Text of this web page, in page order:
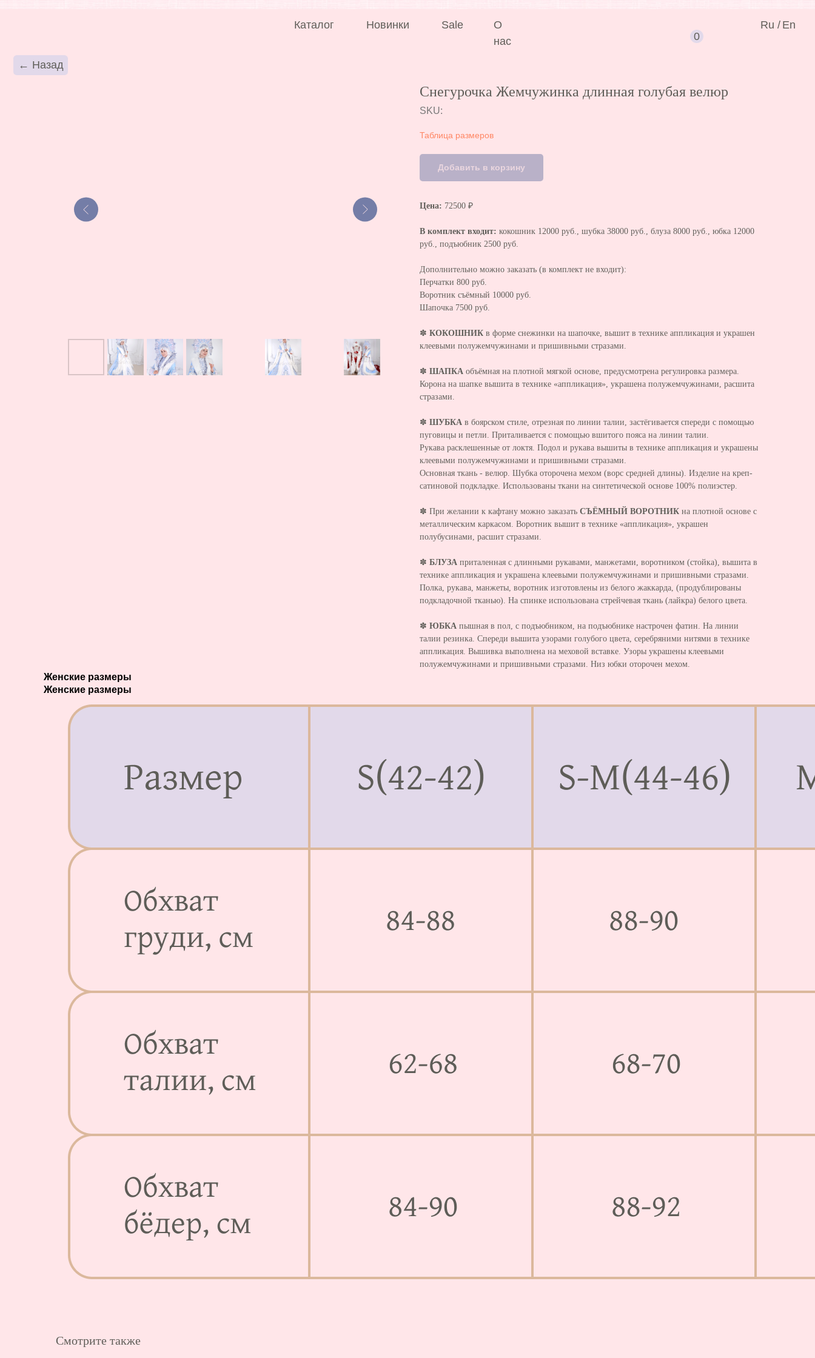
Каталог Новинки Sale О
← Назад
Снегурочка Жемчужинка длинная голубая велюр
SKU:
Таблица размеров
Добавить в корзину
Цена: 72500 ₽
В комплект входит: кокошник 12000 руб., шубка 38000 руб., блуза 8000 руб., юбка 12000
руб., подъюбник 2500 руб.
Дополнительно можно заказать (в комплект не входит):
Перчатки 800 руб.
Воротник съёмный 10000 руб.
Шапочка 7500 руб.
✽ КОКОШНИК в форме снежинки на шапочке, вышит в технике аппликация и украшен
клеевыми полужемчужинами и пришивными стразами.
✽ ШАПКА объёмная на плотной мягкой основе, предусмотрена регулировка размера.
Корона на шапке вышита в технике «аппликация», украшена полужемчужинами, расшита
стразами.
✽ ШУБКА в боярском стиле, отрезная по линии талии, застёгивается спереди с помощью
пуговицы и петли. Приталивается с помощью вшитого пояса на линии талии.
Рукава расклешенные от локтя. Подол и рукава вышиты в технике аппликация и украшены
клеевыми полужемчужинами и пришивными стразами.
Основная ткань - велюр. Шубка оторочена мехом (ворс средней длины). Изделие на креп-
сатиновой подкладке. Использованы ткани на синтетической основе 100% полиэстер.
✽ При желании к кафтану можно заказать СЪЁМНЫЙ ВОРОТНИК на плотной основе с
металлическим каркасом. Воротник вышит в технике «аппликация», украшен
полубусинами, расшит стразами.
✽ БЛУЗА приталенная с длинными рукавами, манжетами, воротником (стойка), вышита в
технике аппликация и украшена клеевыми полужемчужинами и пришивными стразами.
Полка, рукава, манжеты, воротник изготовлены из белого жаккарда, (продублированы
подкладочной тканью). На спинке использована стрейчевая ткань (лайкра) белого цвета.
✽ ЮБКА пышная в пол, с подъюбником, на подъюбнике настрочен фатин. На линии
талии резинка. Спереди вышита узорами голубого цвета, серебряними нитями в технике
аппликация. Вышивка выполнена на меховой вставке. Узоры украшены клеевыми
полужемчужинами и пришивными стразами. Низ юбки оторочен мехом.
Женские размеры
Женские размеры
Смотрите также